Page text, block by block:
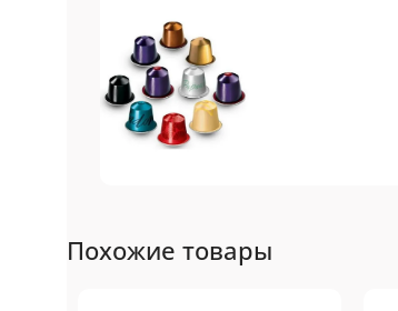
Original
Похожие товары